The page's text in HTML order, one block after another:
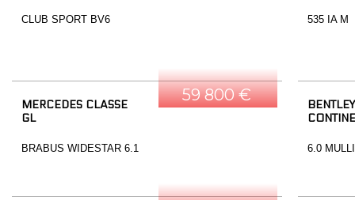
CLUB SPORT BV6 535 IA M
59 800 €
MERCEDES CLASSE
GL
BRABUS WIDESTAR 6.1
BENTLEY
6.0